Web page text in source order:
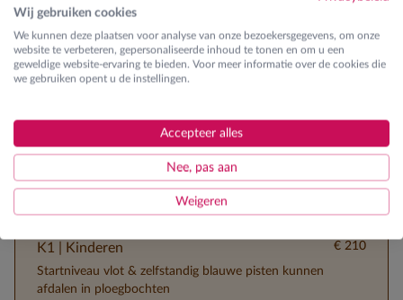
Wij gebruiken cookies
We kunnen deze plaatsen voor analyse van onze bezoekersgegevens, om onze
website te verbeteren, gepersonaliseerde inhoud te tonen en om u een
geweldige website-ervaring te bieden. Voor meer informatie over de cookies die
we gebruiken opent u de instellingen.
Accepteer alles
Nee, pas aan
Weigeren
Halfpension
Ontdek de verschillende lesgroepen
K0 | Kinderen
Eerste maal op de skilatten (beginner)
€ 210
K1 | Kinderen
Startniveau vlot & zelfstandig blauwe pisten kunnen
afdalen in ploegbochten
€ 210